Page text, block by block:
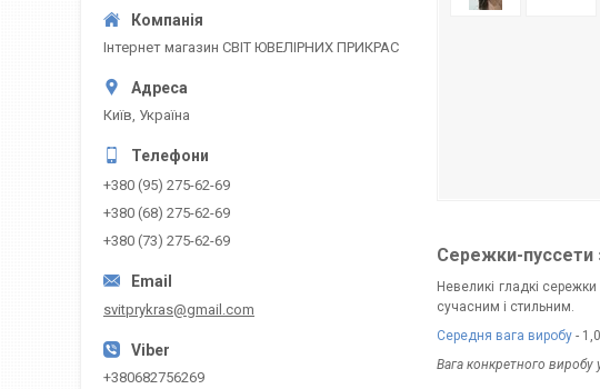
Сережки-пуссети
Невеликі гладкі
сучасним і стильним.
Середня вага виробу -
Вага конкретного
Інтернет магазин СВІТ ЮВЕЛІРНИХ ПРИКРАС
Київ, Україна
+380 (95) 275-62-69
+380 (68) 275-62-69
+380 (73) 275-62-69
svitprykras@gmail.com
+380682756269